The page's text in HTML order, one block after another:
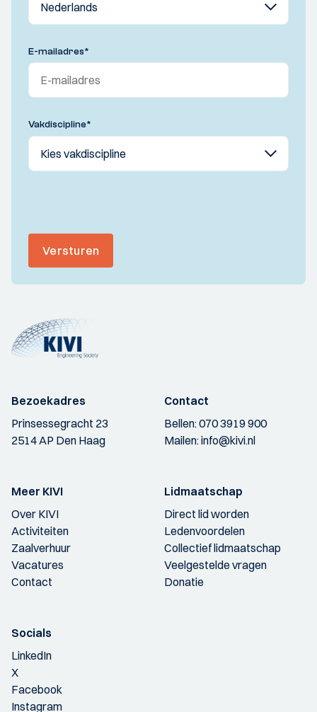
E-mailadres*
Vakdiscipline*
Versturen
Bezoekadres
Prinsessegracht 23
2514 AP Den Haag
Contact
Bellen:070 3919 900
Mailen:info@kivi.nl
Meer KIVI
Over KIVI
Activiteiten
Zaalverhuur
Vacatures
Contact
Lidmaatschap
Direct lid worden
Ledenvoordelen
Collectief lidmaatschap
Veelgestelde vragen
Donatie
Socials
LinkedIn
X
Facebook
Instagram